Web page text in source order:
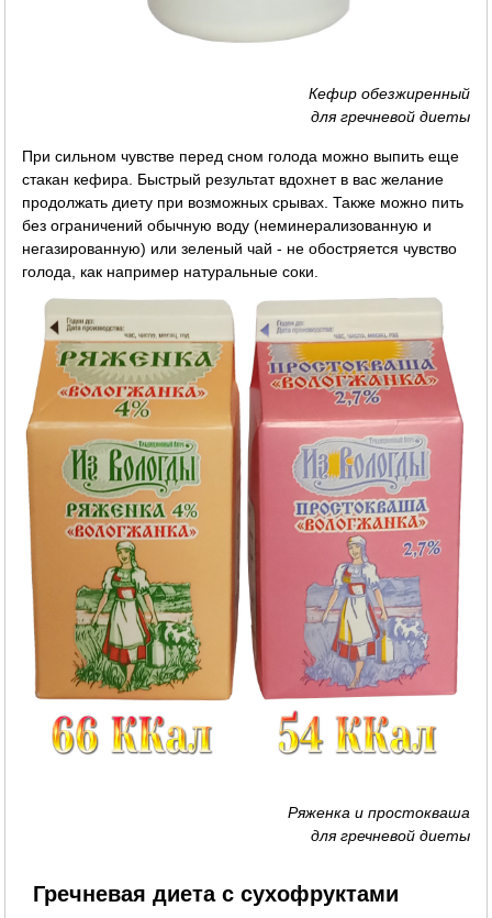
Кефир обезжиренный
для гречневой диеты
При сильном чувстве перед сном голода можно выпить еще
стакан кефира. Быстрый результат вдохнет в вас желание
продолжать диету при возможных срывах. Также можно пить
без ограничений обычную воду (неминерализованную и
негазированную) или зеленый чай - не обостряется чувство
голода, как например натуральные соки.
Ряженка и простокваша
для гречневой диеты
Гречневая диета с сухофруктами